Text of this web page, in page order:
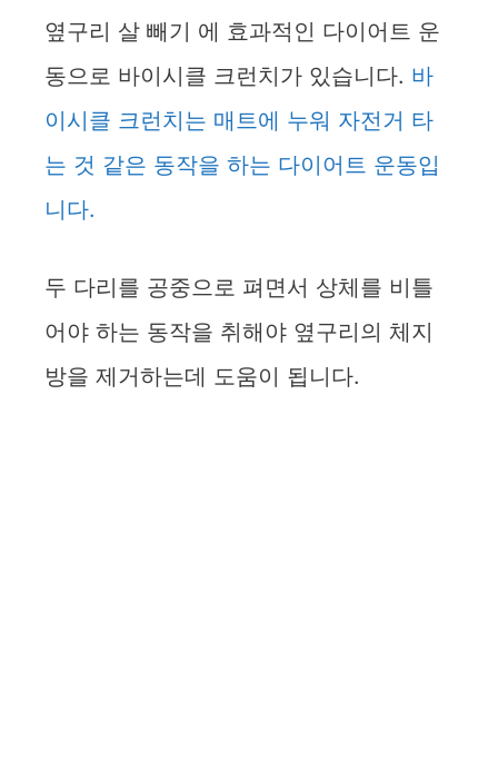
옆구리 살 빼기 에 효과적인 다이어트 운
동으로 바이시클 크런치가 있습니다. 바
이시클 크런치는 매트에 누워 자전거 타
는 것 같은 동작을 하는 다이어트 운동입
니다.
두 다리를 공중으로 펴면서 상체를 비틀
어야 하는 동작을 취해야 옆구리의 체지
방을 제거하는데 도움이 됩니다.